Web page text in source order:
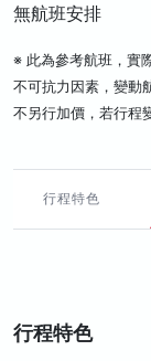
無航班安排
※ 此為參考航班，實
不可抗力因素，變動
不另行加價，若行程
行程特色
行程特色